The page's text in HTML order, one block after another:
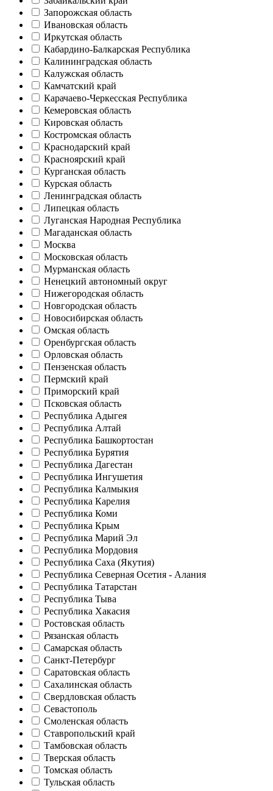
Запорожская область
Ивановская область
Иркутская область
Кабардино-Балкарская Республика
Калининградская область
Калужская область
Камчатский край
Карачаево-Черкесская Республика
Кемеровская область
Кировская область
Костромская область
Краснодарский край
Красноярский край
Курганская область
Курская область
Ленинградская область
Липецкая область
Луганская Народная Республика
Магаданская область
Москва
Московская область
Мурманская область
Ненецкий автономный округ
Нижегородская область
Новгородская область
Новосибирская область
Омская область
Оренбургская область
Орловская область
Пензенская область
Пермский край
Приморский край
Псковская область
Республика Адыгея
Республика Алтай
Республика Башкортостан
Республика Бурятия
Республика Дагестан
Республика Ингушетия
Республика Калмыкия
Республика Карелия
Республика Коми
Республика Крым
Республика Марий Эл
Республика Мордовия
Республика Саха (Якутия)
Республика Северная Осетия - Алания
Республика Татарстан
Республика Тыва
Республика Хакасия
Ростовская область
Рязанская область
Самарская область
Санкт-Петербург
Саратовская область
Сахалинская область
Свердловская область
Севастополь
Смоленская область
Ставропольский край
Тамбовская область
Тверская область
Томская область
Тульская область